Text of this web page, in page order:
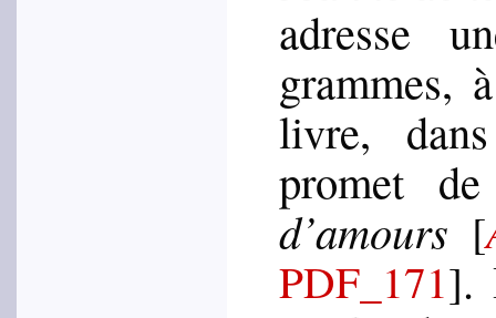
adresse
grammes,
livre,
promet
d’amours [
PDF_171].